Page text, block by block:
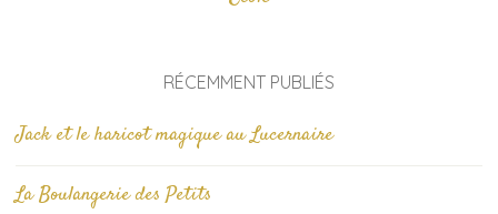
RÉCEMMENT PUBLIÉS
Jack et le haricot magique au Lucernaire
La Boulangerie des Petits